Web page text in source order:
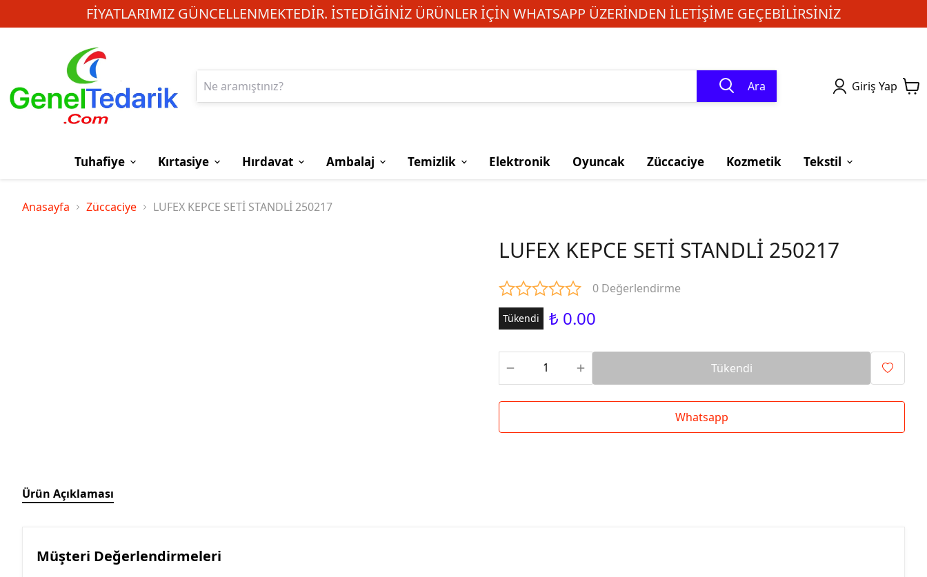
FIYATLARIMIZ GÜNCELLENMEKTEDIR. İSTEDIĞINIZ ÜRÜNLER IÇIN WHATSAPP ÜZERINDEN ILETIŞIME GEÇEBILIRSINIZ
Ara Giriş Yap
Tuhafiye Kırtasiye Hırdavat Ambalaj Temizlik Elektronik Oyuncak Züccaciye Kozmetik Tekstil
Anasayfa Züccaciye LUFEX KEPCE SETİ STANDLİ 250217
LUFEX KEPCE SETİ STANDLİ 250217
0 Değerlendirme
Tükendi ₺ 0.00
Tükendi
Whatsapp
Ürün Açıklaması
Müşteri Değerlendirmeleri